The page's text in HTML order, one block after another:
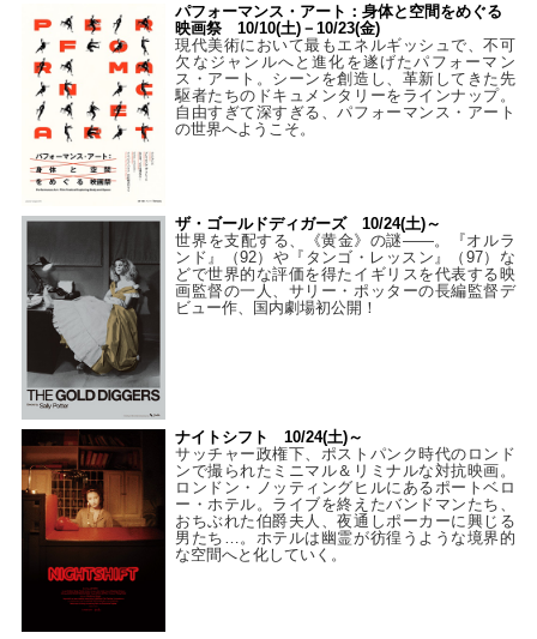
パフォーマンス・アート：身体と空間をめぐる
映画祭 10/10(土)－10/23(金)
現代美術において最もエネルギッシュで、不可
欠なジャンルへと進化を遂げたパフォーマン
ス・アート。シーンを創造し、革新してきた先
駆者たちのドキュメンタリーをラインナップ。
自由すぎて深すぎる、パフォーマンス・アート
の世界へようこそ。
ザ・ゴールドディガーズ 10/24(土)～
世界を支配する、《黄金》の謎――。『オルラ
ンド』（92）や『タンゴ・レッスン』（97）な
どで世界的な評価を得たイギリスを代表する映
画監督の一人、サリー・ポッターの長編監督デ
ビュー作、国内劇場初公開！
ナイトシフト 10/24(土)～
サッチャー政権下、ポストパンク時代のロンド
ンで撮られたミニマル＆リミナルな対抗映画。
ロンドン・ノッティングヒルにあるポートベロ
ー・ホテル。ライブを終えたバンドマンたち、
おちぶれた伯爵夫人、夜通しポーカーに興じる
男たち…。ホテルは幽霊が彷徨うような境界的
な空間へと化していく。